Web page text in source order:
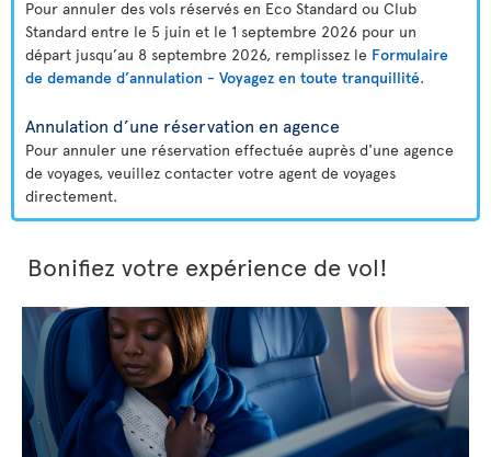
Pour annuler des vols réservés en Eco Standard ou Club
Standard entre le 5 juin et le 1 septembre 2026 pour un
départ jusqu’au 8 septembre 2026, remplissez le Formulaire
de demande d’annulation - Voyagez en toute tranquillité.
Annulation d’une réservation en agence
Pour annuler une réservation effectuée auprès d'une agence
de voyages, veuillez contacter votre agent de voyages
directement.
Bonifiez votre expérience de vol!